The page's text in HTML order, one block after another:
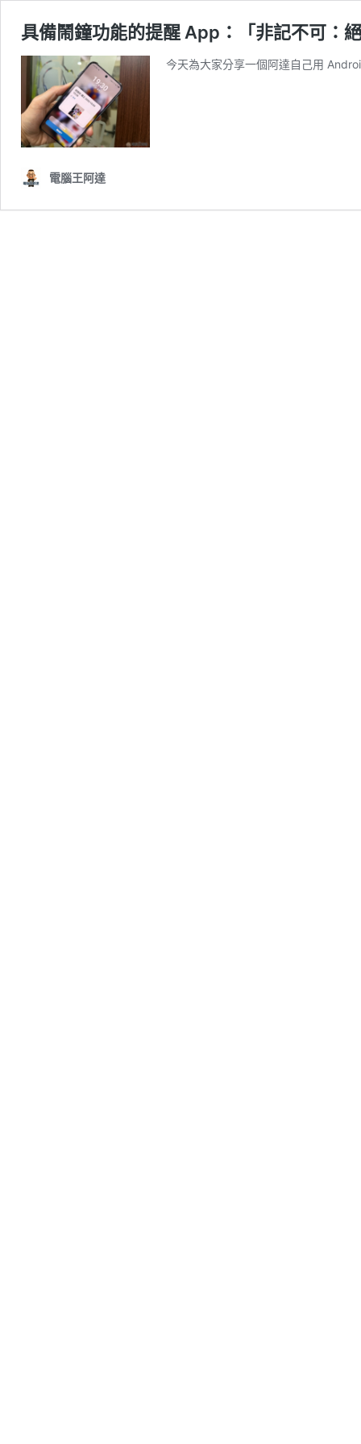
具備鬧鐘功能的提醒 App：「非記不可：
今天為大家分享一個阿達自己用
電腦王阿達